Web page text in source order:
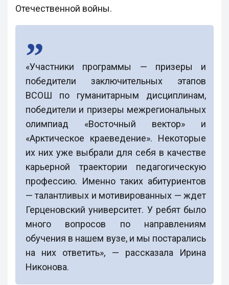
Отечественной войны.
«Участники программы — призеры и
победители заключительных этапов
ВСОШ по гуманитарным дисциплинам,
победители и призеры межрегиональных
олимпиад «Восточный вектор» и
«Арктическое краеведение». Некоторые
их них уже выбрали для себя в качестве
карьерной траектории педагогическую
профессию. Именно таких абитуриентов
— талантливых и мотивированных — ждет
Герценовский университет. У ребят было
много вопросов по направлениям
обучения в нашем вузе, и мы постарались
на них ответить», — рассказала Ирина
Никонова.